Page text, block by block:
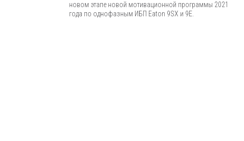
новом этапе новой мотивационной программы 2021
года по однофазным ИБП Eaton 9SX и 9E.